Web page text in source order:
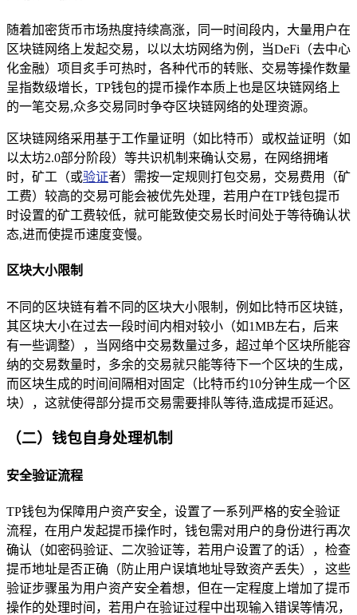
随着加密货币市场热度持续高涨，同一时间段内，大量用户在
区块链网络上发起交易，以以太坊网络为例，当DeFi（去中心
化金融）项目炙手可热时，各种代币的转账、交易等操作数量
呈指数级增长，TP钱包的提币操作本质上也是区块链网络上
的一笔交易,众多交易同时争夺区块链网络的处理资源。
区块链网络采用基于工作量证明（如比特币）或权益证明（如
以太坊2.0部分阶段）等共识机制来确认交易，在网络拥堵
时，矿工（或验证者）需按一定规则打包交易，交易费用（矿
工费）较高的交易可能会被优先处理，若用户在TP钱包提币
时设置的矿工费较低，就可能致使交易长时间处于等待确认状
态,进而使提币速度变慢。
区块大小限制
不同的区块链有着不同的区块大小限制，例如比特币区块链，
其区块大小在过去一段时间内相对较小（如1MB左右，后来
有一些调整），当网络中交易数量过多，超过单个区块所能容
纳的交易数量时，多余的交易就只能等待下一个区块的生成，
而区块生成的时间间隔相对固定（比特币约10分钟生成一个区
块），这就使得部分提币交易需要排队等待,造成提币延迟。
（二）钱包自身处理机制
安全验证流程
TP钱包为保障用户资产安全，设置了一系列严格的安全验证
流程，在用户发起提币操作时，钱包需对用户的身份进行再次
确认（如密码验证、二次验证等，若用户设置了的话），检查
提币地址是否正确（防止用户误填地址导致资产丢失），这些
验证步骤虽为用户资产安全着想，但在一定程度上增加了提币
操作的处理时间，若用户在验证过程中出现输入错误等情况，